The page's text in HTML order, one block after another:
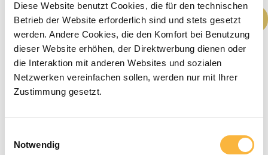
Diese Website benutzt Cookies, die für den technischen
Betrieb der Website erforderlich sind und stets gesetzt
werden. Andere Cookies, die den Komfort bei Benutzung
dieser Website erhöhen, der Direktwerbung dienen oder
die Interaktion mit anderen Websites und sozialen
Netzwerken vereinfachen sollen, werden nur mit Ihrer
Zustimmung gesetzt.
Notwendig
Producthoeveelheid: Voer deIn het winkelmandje